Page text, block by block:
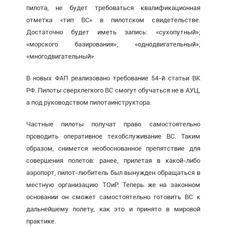
пилота, не будет требоваться квалификационная
отметка «тип ВС» в пилотском свидетельстве.
Достаточно будет иметь запись: «сухопутный»;
«морского базирования»; «однодвигательный»;
«многодвигательный».
В новых ФАП реализовано требование 54-й статьи ВК
РФ: Пилоты сверхлегкого ВС смогут обучаться не в АУЦ,
а под руководством пилотаинструктора.
Частные пилоты получат право самостоятельно
проводить оперативное техобслуживание ВС. Таким
образом, снимется необоснованное препятствие для
совершения полетов: ранее, прилетая в какой-либо
аэропорт, пилот-любитель был вынужден обращаться в
местную организацию ТОиР. Теперь же на законном
основании он сможет самостоятельно готовить ВС к
дальнейшему полету, как это и принято в мировой
практике.